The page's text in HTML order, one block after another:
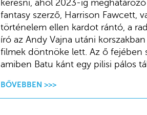
keresni, ahol 2023-ig
fantasy szerző, Harrison Fawcett,
történelem ellen kardot rántó, a
író az Andy Vajna utáni
filmek döntnöke lett. Az ő fejében
amiben Batu kánt egy pilisi pálos
BŐVEBBEN >>>